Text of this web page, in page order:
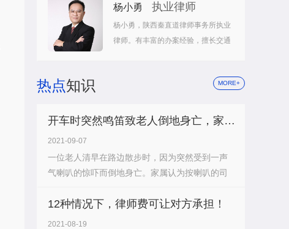
杨小勇 执业律师
杨小勇，陕西秦直道律师事务所执业
律师。有丰富的办案经验，擅长交通
热点知识 MORE+
开车时突然鸣笛致老人倒地身亡，家属索赔34万，驾驶员是否承担责任？
2021-09-07
一位老人清早在路边散步时，因为突然受到一声
气喇叭的惊吓而倒地身亡。家属认为按喇叭的司
12种情况下，律师费可让对方承担！
2021-08-19